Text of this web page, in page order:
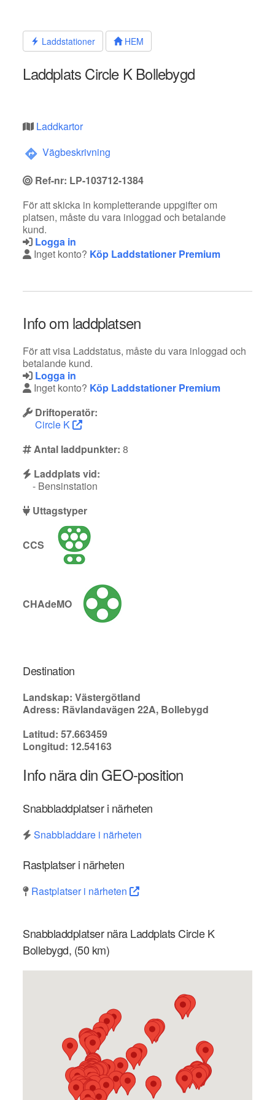
innehållet Laddstationer HEM
Laddplats Circle K Bollebygd
Laddkartor
Vägbeskrivning
Ref-nr: LP-103712-1384
För att skicka in kompletterande uppgifter om
platsen, måste du vara inloggad och betalande
kund.
Logga in
Inget konto? Köp Laddstationer Premium
Info om laddplatsen
För att visa Laddstatus, måste du vara inloggad och
betalande kund.
Logga in
Inget konto? Köp Laddstationer Premium
Driftoperatör:
Circle K
Antal laddpunkter: 8
Laddplats vid:
- Bensinstation
Uttagstyper
CCS
CHAdeMO
Destination
Landskap: Västergötland
Adress: Rävlandavägen 22A, Bollebygd
Latitud: 57.663459
Longitud: 12.54163
Info nära din GEO-position
Snabbladdplatser i närheten
Snabbladdare i närheten
Rastplatser i närheten
Rastplatser i närheten
Snabbladdplatser nära Laddplats Circle K
Bollebygd, (50 km)